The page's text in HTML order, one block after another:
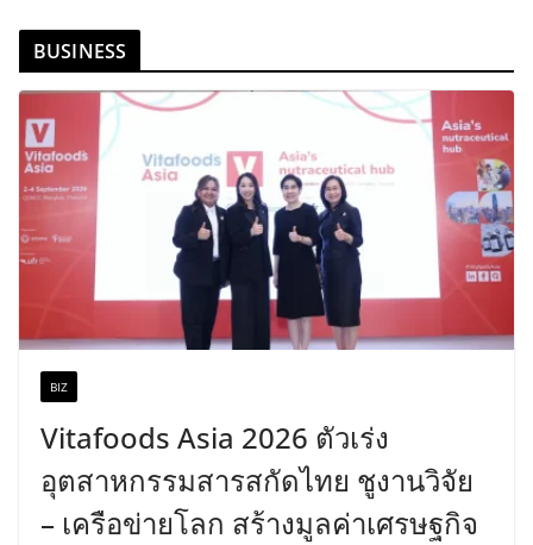
BUSINESS
BIZ
Vitafoods Asia 2026 ตัวเร่ง
อุตสาหกรรมสารสกัดไทย ชูงานวิจัย
– เครือข่ายโลก สร้างมูลค่าเศรษฐกิจ